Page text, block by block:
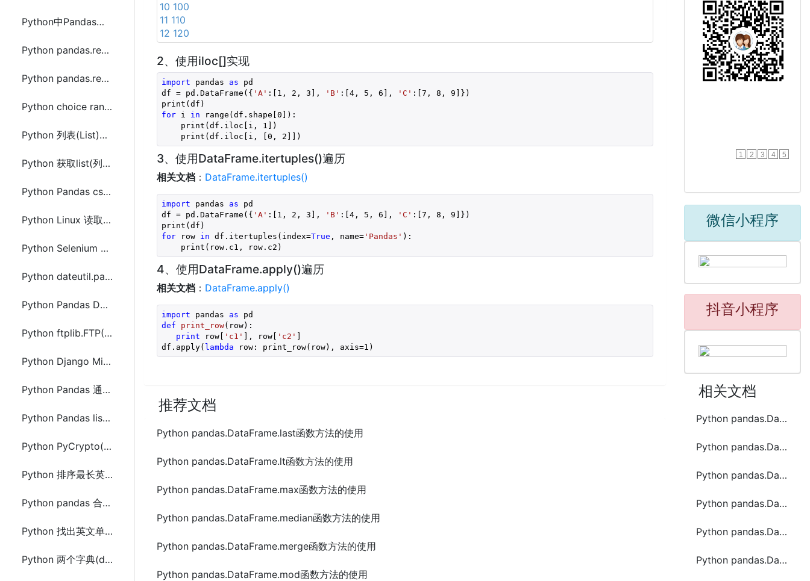
Python中Pandas通过read_sql方法从Mysql或Oracle数据库中读取数据帧(DataFrame)
Python pandas.read_sql_query() 使用示例(demo)代码
Python pandas.read_sql_query()常用操作方法代码
Python choice random 随机将字符串中的字母转大写
Python 列表(List)中相同值的元素计数(defaultdict和Counter)
Python 获取list(列表)前n个不重复元素
Python Pandas csv文件中分隔符统计计数
Python Linux 读取umask(线程安全)
Python Selenium 将网页另存下载(包含资源文件(js,css,图片等))
Python dateutil.parse 日期转换库安装使用方法
Python Pandas DataFrame.to_html使用及设置CSS样式的方法
Python ftplib.FTP()使用示例(demo)代码
Python Django Middleware中间件限制IP访问频率及判断搜索引擎爬虫
Python Pandas 通过读取txt文件内容创建DataFrame
Python Pandas list(列表)数据列拆分成多行的方法
Python PyCrypto(PyCryptodome) ASE实现对文件加密和解密方法
Python 排序最长英文单词链(列表中前一个单词末字母是下一个单词的首字母)
Python pandas 合并两个或多个DataFrame的方法代码
Python 找出英文单词列表(list)中最长单词链
Python 两个字典(dic)中相同key合并(value分别作合成后字典key和value)
10 100
11 110
12 120
2、使用iloc[]实现
import pandas as pd
df = pd.DataFrame({ 'A' :[ 1 , 2 , 3 ], 'B' :[4, 5 , 6 ], 'C' :[7 , 8 , 9 ]})
for i in range(df.shape[0 ]):
    print(df.iloc[i,
1 ])
    print(df.iloc[i, [
0 , 2 ]])
3、使用DataFrame.itertuples()遍历
相关文档 ： DataFrame.itertuples()
import pandas as pd
df = pd.DataFrame({ 'A' :[ 1 , 2 , 3 ], 'B' :[4, 5 , 6 ], 'C' :[7 , 8 , 9 ]})
for row in df.itertuples(index=True , name='Pandas' ):
    print(row.c1, row.c2)
4、使用DataFrame.apply()遍历
相关文档 ： DataFrame.apply()
import pandas as
def
print_row(row) :
print row[ 'c1' ], row[ 'c2' ]
df.apply( lambda row: print_row(row), axis=1 )
推荐文档
Python pandas.DataFrame.last函数方法的使用
Python pandas.DataFrame.lt函数方法的使用
Python pandas.DataFrame.max函数方法的使用
Python pandas.DataFrame.median函数方法的使用
Python pandas.DataFrame.merge函数方法的使用
Python pandas.DataFrame.mod函数方法的使用
1 2 3 4 5
微信小程序
抖音小程序
相关文档
Python pandas.DataFrame.le函数方法的使用
Python pandas.DataFrame.mask函数方法的使用
Python pandas.DataFrame.mean函数方法的使用
Python pandas.DataFrame.melt函数方法的使用
Python pandas.DataFrame.min函数方法的使用
Python pandas.DataFrame.mode函数方法的使用